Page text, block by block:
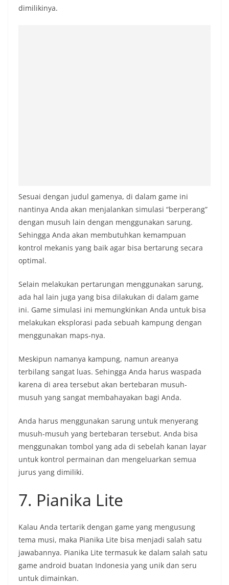
dimilikinya.
Sesuai dengan judul gamenya, di dalam game ini
nantinya Anda akan menjalankan simulasi “berperang”
dengan musuh lain dengan menggunakan sarung.
Sehingga Anda akan membutuhkan kemampuan
kontrol mekanis yang baik agar bisa bertarung secara
optimal.
Selain melakukan pertarungan menggunakan sarung,
ada hal lain juga yang bisa dilakukan di dalam game
ini. Game simulasi ini memungkinkan Anda untuk bisa
melakukan eksplorasi pada sebuah kampung dengan
menggunakan maps-nya.
Meskipun namanya kampung, namun areanya
terbilang sangat luas. Sehingga Anda harus waspada
karena di area tersebut akan bertebaran musuh-
musuh yang sangat membahayakan bagi Anda.
Anda harus menggunakan sarung untuk menyerang
musuh-musuh yang bertebaran tersebut. Anda bisa
menggunakan tombol yang ada di sebelah kanan layar
untuk kontrol permainan dan mengeluarkan semua
jurus yang dimiliki.
7. Pianika Lite
Kalau Anda tertarik dengan game yang mengusung
tema musi, maka Pianika Lite bisa menjadi salah satu
jawabannya. Pianika Lite termasuk ke dalam salah satu
game android buatan Indonesia yang unik dan seru
untuk dimainkan.